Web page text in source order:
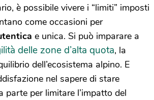
è possibile vivere i “limiti” imposti
come occasioni per
e unica. Si può imparare a
delle zone d’alta quota, la
dell’ecosistema alpino. E
nel sapere di stare
parte per limitare l’impatto del